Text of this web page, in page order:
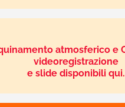
atmosferico e
videoregistrazione
e slide disponibili qui.